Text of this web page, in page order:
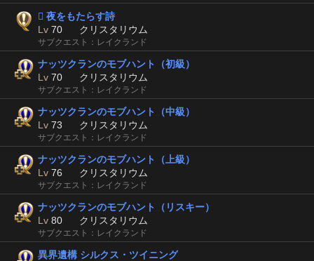
 夜をもたらす詩
Lv 70 クリスタリウム
サブクエスト：レイクランド
ナッツクランのモブハント（初級）
Lv 70 クリスタリウム
サブクエスト：レイクランド
ナッツクランのモブハント（中級）
Lv 73 クリスタリウム
サブクエスト：レイクランド
ナッツクランのモブハント（上級）
Lv 76 クリスタリウム
サブクエスト：レイクランド
ナッツクランのモブハント（リスキー）
Lv 80 クリスタリウム
サブクエスト：レイクランド
異界遺構 シルクス・ツイニング